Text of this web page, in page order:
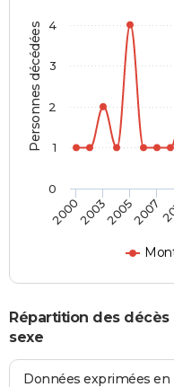
Personnes décédées
2000200320052007
0
1
2
3
4
Répartition des
sexe
Données exprimées en